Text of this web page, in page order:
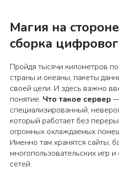
Магия на
сборка
Пройдя тысячи километров
страны и океаны, пакеты
своей цели. И здесь важно
понятие. Что такое сервер
специализированный,
который работает без
огромных охлаждаемых
Именно там хранятся сайты,
многопользовательских игр
сетей.